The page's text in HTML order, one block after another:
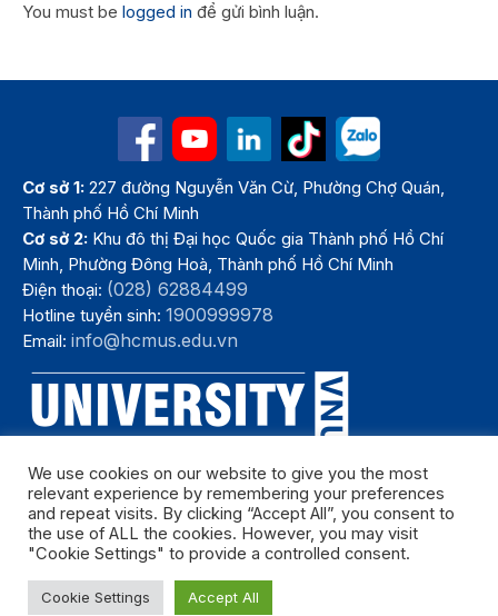
You must be logged in để gửi bình luận.
Cơ sở 1: 227 đường Nguyễn Văn Cừ, Phường Chợ Quán,
Thành phố Hồ Chí Minh
Cơ sở 2: Khu đô thị Đại học Quốc gia Thành phố Hồ Chí
Minh, Phường Đông Hoà, Thành phố Hồ Chí Minh
Điện thoại: (028) 62884499
Hotline tuyển sinh:1900999978
Email:info@hcmus.edu.vn
Bản quyền thuộc Trường Đại học Khoa học tự nhiên, Đại học Quốc
gia Thành phố Hồ Chí Minh. Năm 2024
We use cookies on our website to give you the most
relevant experience by remembering your preferences
and repeat visits. By clicking “Accept All”, you consent to
the use of ALL the cookies. However, you may visit
"Cookie Settings" to provide a controlled consent.
Cookie Settings Accept All